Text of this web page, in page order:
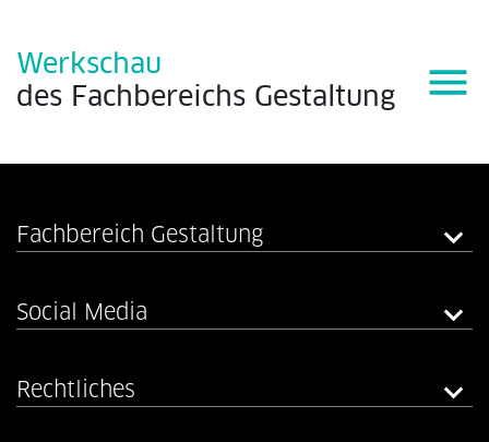
Werkschau
des Fachbereichs Gestaltung menu
Fachbereich Gestaltung
Social Media
Rechtliches